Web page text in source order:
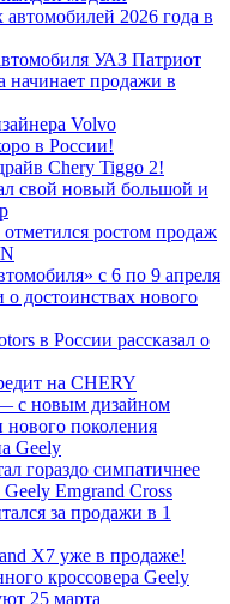
2026 года в
УАЗ Патриот
начинает продажи в
Volvo
в России!
Chery Tiggo 2!
свой новый большой и
ростом продаж
с 6 по 9 апреля
о достоинствах нового
в России рассказал о
на CHERY
с новым дизайном
поколения
Geely
гораздо симпатичнее
Emgrand Cross
за продажи в 1
X7 уже в продаже!
кроссовера Geely
25 марта